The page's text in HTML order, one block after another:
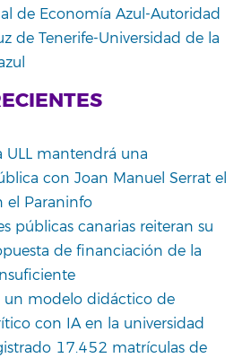
de Economía Azul-Autoridad
de Tenerife-Universidad de la
mantendrá una
con Joan Manuel Serrat el
el Paraninfo
públicas canarias reiteran su
de financiación de la
un modelo didáctico de
con IA en la universidad
17.452 matrículas de